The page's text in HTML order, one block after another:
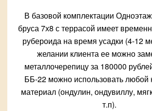
В базовой комплектации
бруса 7х8 с террасой имеет
рубероида на время усадки (4-12
желании клиента ее можно
металлочерепицу за 180000
ББ-22 можно использовать любой
материал (ондулин, ондувиллу,
т.п).